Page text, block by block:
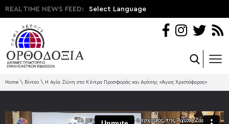
REAL TIME NEWS FEED: Select Language
Home \ Βίντεο \ Η Αγία Ζώνη στο Κέντρο Προσφοράς και Αγάπης «Άγιος Χριστόφορος»